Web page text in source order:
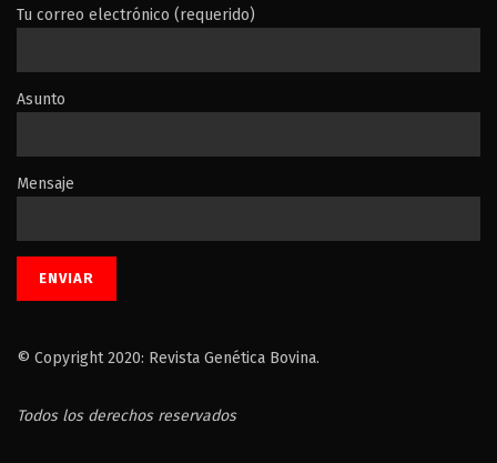
Tu correo electrónico (requerido)
Asunto
Mensaje
© Copyright 2020: Revista Genética Bovina.
Todos los derechos reservados